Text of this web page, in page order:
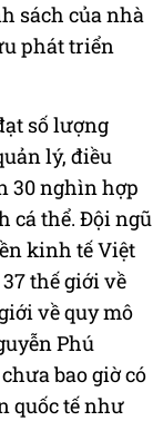
sách của nhà
phát triển
số lượng
lý, điều
30 nghìn hợp
cá thể. Đội ngũ
kinh tế Việt
thế giới về
về quy mô
Phú
bao giờ có
quốc tế như